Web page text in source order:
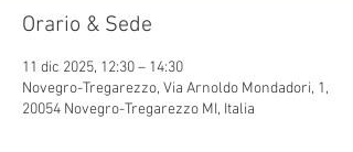
Orario & Sede
11 dic 2025, 12:30 – 14:30
Novegro-Tregarezzo, Via Arnoldo Mondadori, 1,
20054 Novegro-Tregarezzo MI, Italia